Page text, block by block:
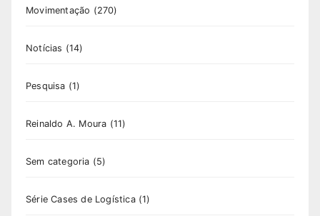
Movimentação (270)
Notícias (14)
Pesquisa (1)
Reinaldo A. Moura (11)
Sem categoria (5)
Série Cases de Logística(1)